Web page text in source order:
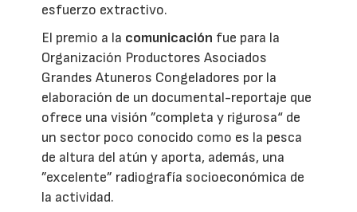
esfuerzo extractivo.
El premio a la comunicación fue para la
Organización Productores Asociados
Grandes Atuneros Congeladores por la
elaboración de un documental-reportaje que
ofrece una visión ”completa y rigurosa“ de
un sector poco conocido como es la pesca
de altura del atún y aporta, además, una
”excelente” radiografía socioeconómica de
la actividad.